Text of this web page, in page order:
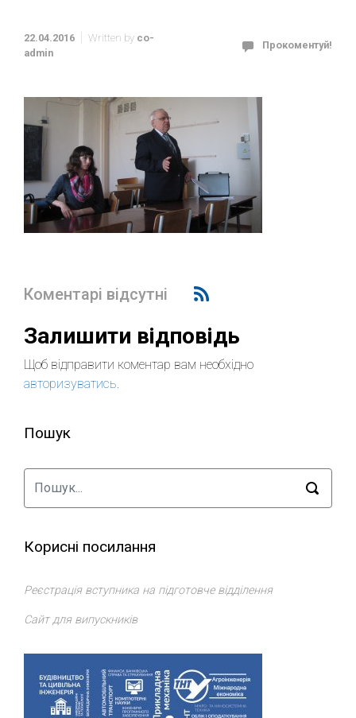
22.04.2016 Written by co-
admin
Прокоментуй!
Коментарі відсутні
Залишити відповідь
Щоб відправити коментар вам необхідно
авторизуватись.
Пошук
Корисні посилання
Реєстрація вступника на підготовче відділення
Сайт для випускників